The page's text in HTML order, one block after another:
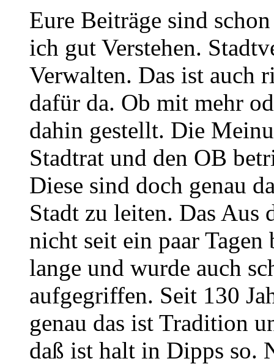
Eure Beiträge sind
ich gut Verstehen.
Verwalten. Das ist auch
dafür da. Ob mit mehr
dahin gestellt. Die
Stadtrat und den OB
Diese sind doch genau
Stadt zu leiten. Das Aus
nicht seit ein paar
lange und wurde auch
aufgegriffen. Seit 130
genau das ist Tradition
daß ist halt in Dipps so.